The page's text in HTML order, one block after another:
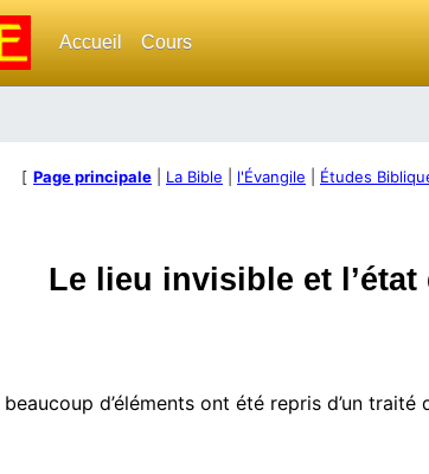
Accueil Cours
[ Page principale La Bible l'Évangile Études
Le lieu invisible et l’état
d’éléments ont été repris d’un